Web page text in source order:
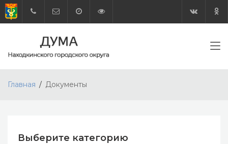
Главная Документы
Выберите категорию